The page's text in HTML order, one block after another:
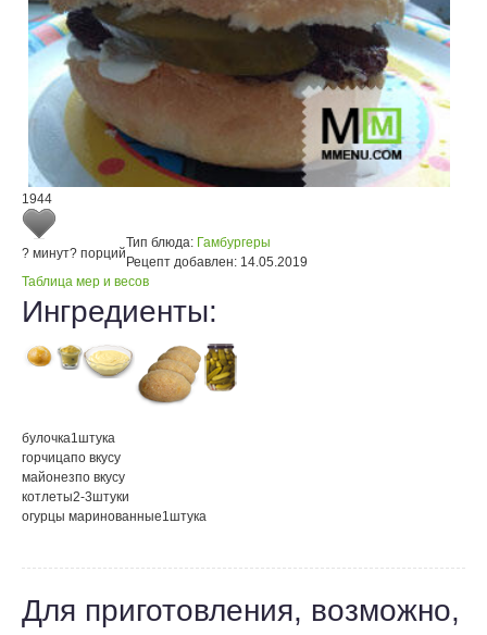
1944
? минут? порций
Тип блюда: Гамбургеры
Рецепт добавлен: 14.05.2019
Таблица мер и весов
Ингредиенты:
булочка1штука
горчицапо вкусу
майонезпо вкусу
котлеты2-3штуки
огурцы маринованные1штука
Для приготовления, возможно,